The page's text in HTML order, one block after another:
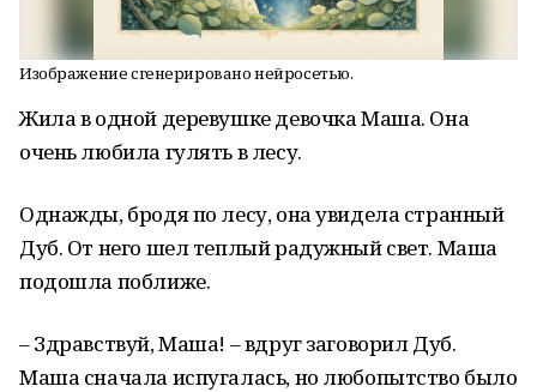
Изображение сгенерировано нейросетью.
Жила в одной деревушке девочка Маша. Она
очень любила гулять в лесу.
Однажды, бродя по лесу, она увидела странный
Дуб. От него шел теплый радужный свет. Маша
подошла поближе.
– Здравствуй, Маша! – вдруг заговорил Дуб.
Маша сначала испугалась, но любопытство было